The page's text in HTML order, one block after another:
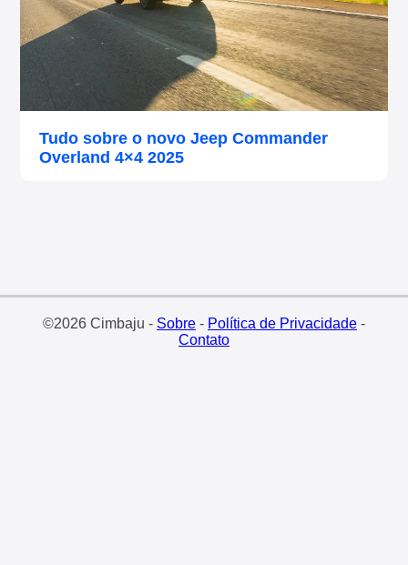
Tudo sobre o novo Jeep Commander
Overland 4×4 2025
©2026 Cimbaju - Sobre- Política de Privacidade-
Contato